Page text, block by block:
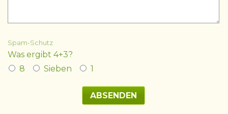
Spam-Schutz
Was ergibt 4+3?
8
Sieben 1